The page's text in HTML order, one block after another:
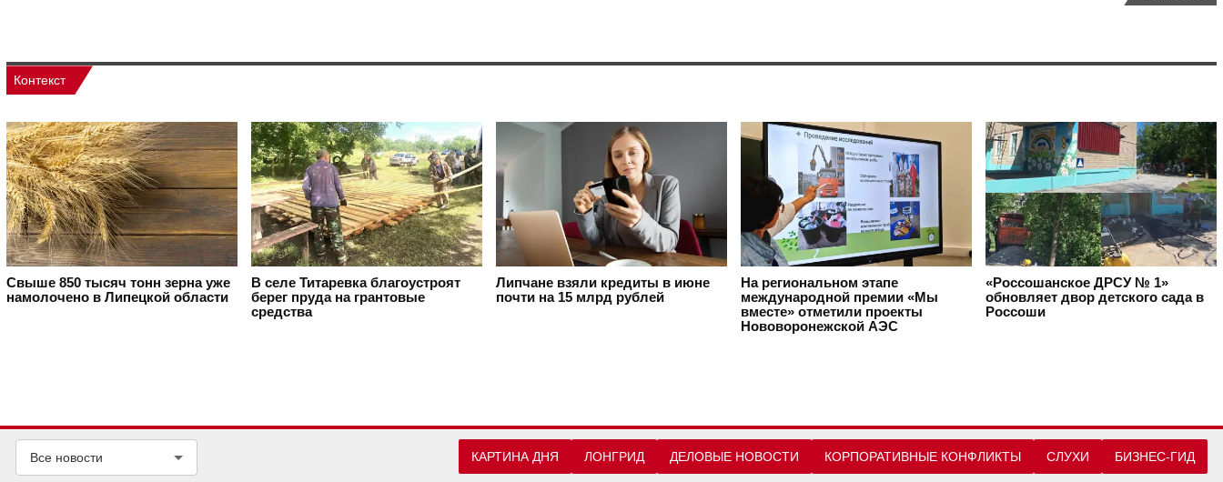
Контекст
Свыше 850 тысяч тонн зерна уже
намолочено в Липецкой области
В селе Титаревка благоустроят
берег пруда на грантовые
средства
Липчане взяли кредиты в июне
почти на 15 млрд рублей
На региональном этапе
международной премии «Мы
вместе» отметили проекты
Нововоронежской АЭС
«Россошанское ДРСУ № 1»
обновляет двор детского сада в
Россоши
Все новости КАРТИНА ДНЯ ЛОНГРИД ДЕЛОВЫЕ НОВОСТИ КОРПОРАТИВНЫЕ КОНФЛИКТЫ СЛУХИ БИЗНЕС-ГИД